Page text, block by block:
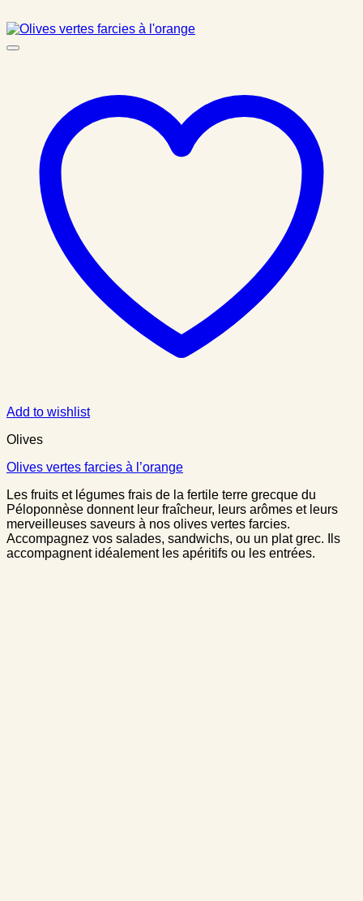
Add to wishlist
Olives
Olives vertes farcies à l’orange
Les fruits et légumes frais de la fertile terre grecque du
Péloponnèse donnent leur fraîcheur, leurs arômes et leurs
merveilleuses saveurs à nos olives vertes farcies.
Accompagnez vos salades, sandwichs, ou un plat grec. Ils
accompagnent idéalement les apéritifs ou les entrées.